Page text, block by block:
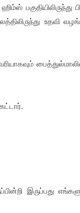
உதவி
இருப்பது